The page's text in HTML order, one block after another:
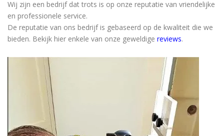
Wij zijn een bedrijf dat trots is op onze reputatie van vriendelijke
en professionele service.
De reputatie van ons bedrijf is gebaseerd op de kwaliteit die we
bieden. Bekijk hier enkele van onze geweldige reviews.